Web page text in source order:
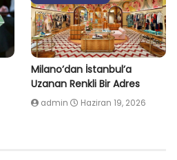
Milano’dan İstanbul’a
Uzanan Renkli Bir Adres
admin Haziran 19, 2026